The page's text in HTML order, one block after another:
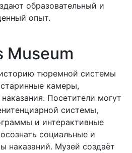
образовательный и
опыт.
Museum
тюремной системы
камеры,
Посетители могут
системы,
и интерактивные
социальные и
наказаний. Музей создаёт